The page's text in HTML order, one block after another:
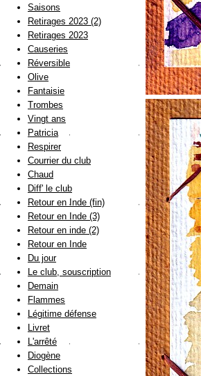
Saisons
Retirages 2023 (2)
Retirages 2023
Causeries
Réversible
Olive
Fantaisie
Trombes
Vingt ans
Patricia
Respirer
Courrier du club
Chaud
Diff' le club
Retour en Inde (fin)
Retour en Inde (3)
Retour en inde (2)
Retour en Inde
Du jour
Le club, souscription
Demain
Flammes
Légitime défense
Livret
L'arrêté
Diogène
Collections